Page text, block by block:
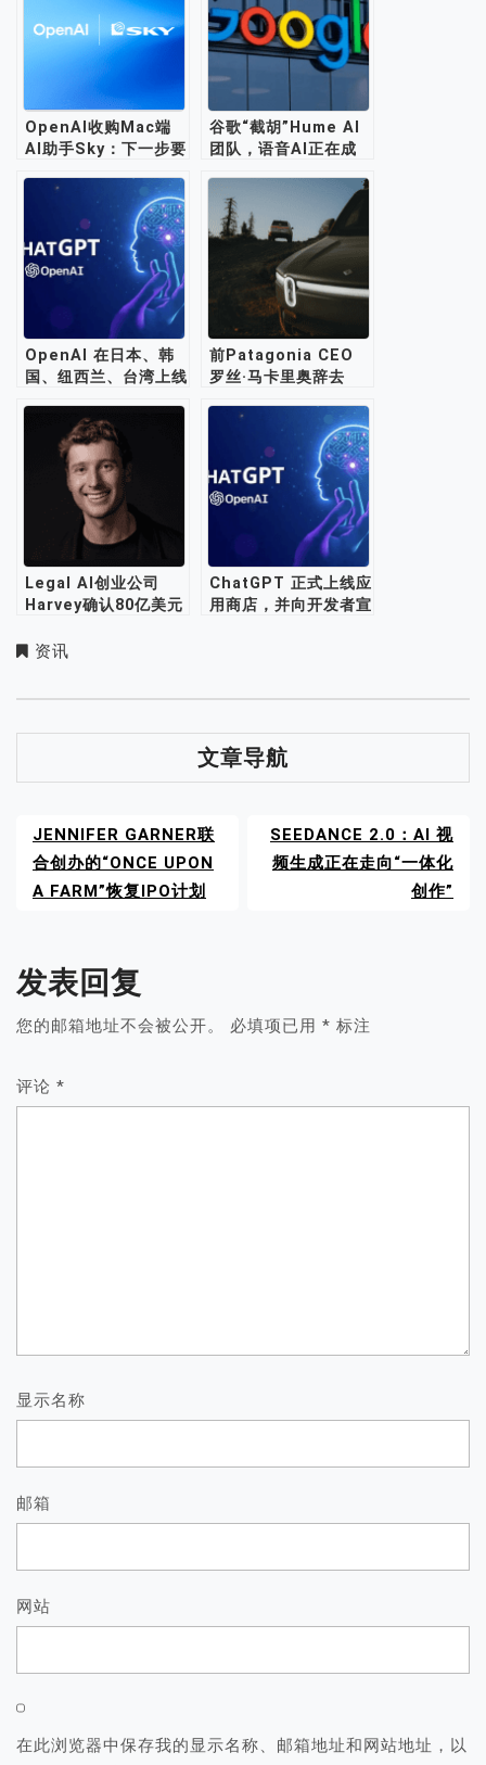
OpenAI收购Mac端
AI助手Sky：下一步要
谷歌“截胡”Hume AI
团队，语音AI正在成
OpenAI 在日本、韩
国、纽西兰、台湾上线
前Patagonia CEO
罗丝·马卡里奥辞去
Legal AI创业公司
Harvey确认80亿美元
ChatGPT 正式上线应
用商店，并向开发者宣
资讯
文章导航
JENNIFER GARNER联
合创办的“ONCE UPON
A FARM”恢复IPO计划
SEEDANCE 2.0：AI 视
频生成正在走向“一体化
创作”
发表回复
您的邮箱地址不会被公开。 必填项已用 * 标注
评论 *
显示名称
邮箱
网站
在此浏览器中保存我的显示名称、邮箱地址和网站地址，以